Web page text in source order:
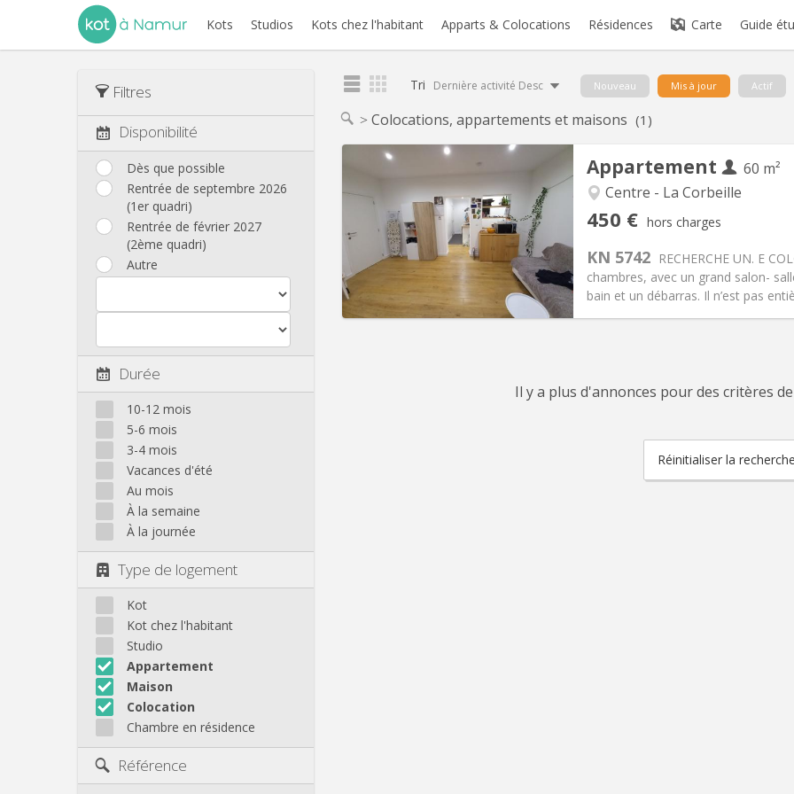
Kots Studios Kots chez l'habitant Apparts & Colocations Résidences Carte Guide
Filtres
Disponibilité
Dès que possible
Rentrée de septembre 2026
(1er quadri)
Rentrée de février 2027
(2ème quadri)
Autre
Durée
10-12 mois
5-6 mois
3-4 mois
Vacances d'été
Au mois
À la semaine
À la journée
Type de logement
Kot
Kot chez l'habitant
Studio
Appartement
Maison
Colocation
Chambre en résidence
Référence
Tri Dernière activité Desc Nouveau Mis à jour Actif
Colocations, appartements et maisons (1)
Appartement
60 m²
Centre - La Corbeille
450 € hors charges
KN 5742 RECHERCHE UN. E
chambres, avec un grand salon-
bain et un débarras. Il n’est pas
Infos Pratiques
Loyer:450 €
Charges: 130 €
Durée:12 mois
Domiciliation:Non
Aménagement
Salle de bain:Commune
Superficie:60 m2
Il y a plus d'annonces pour des critères
Réinitialiser la